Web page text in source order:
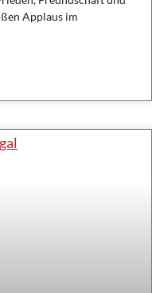
Applaus im